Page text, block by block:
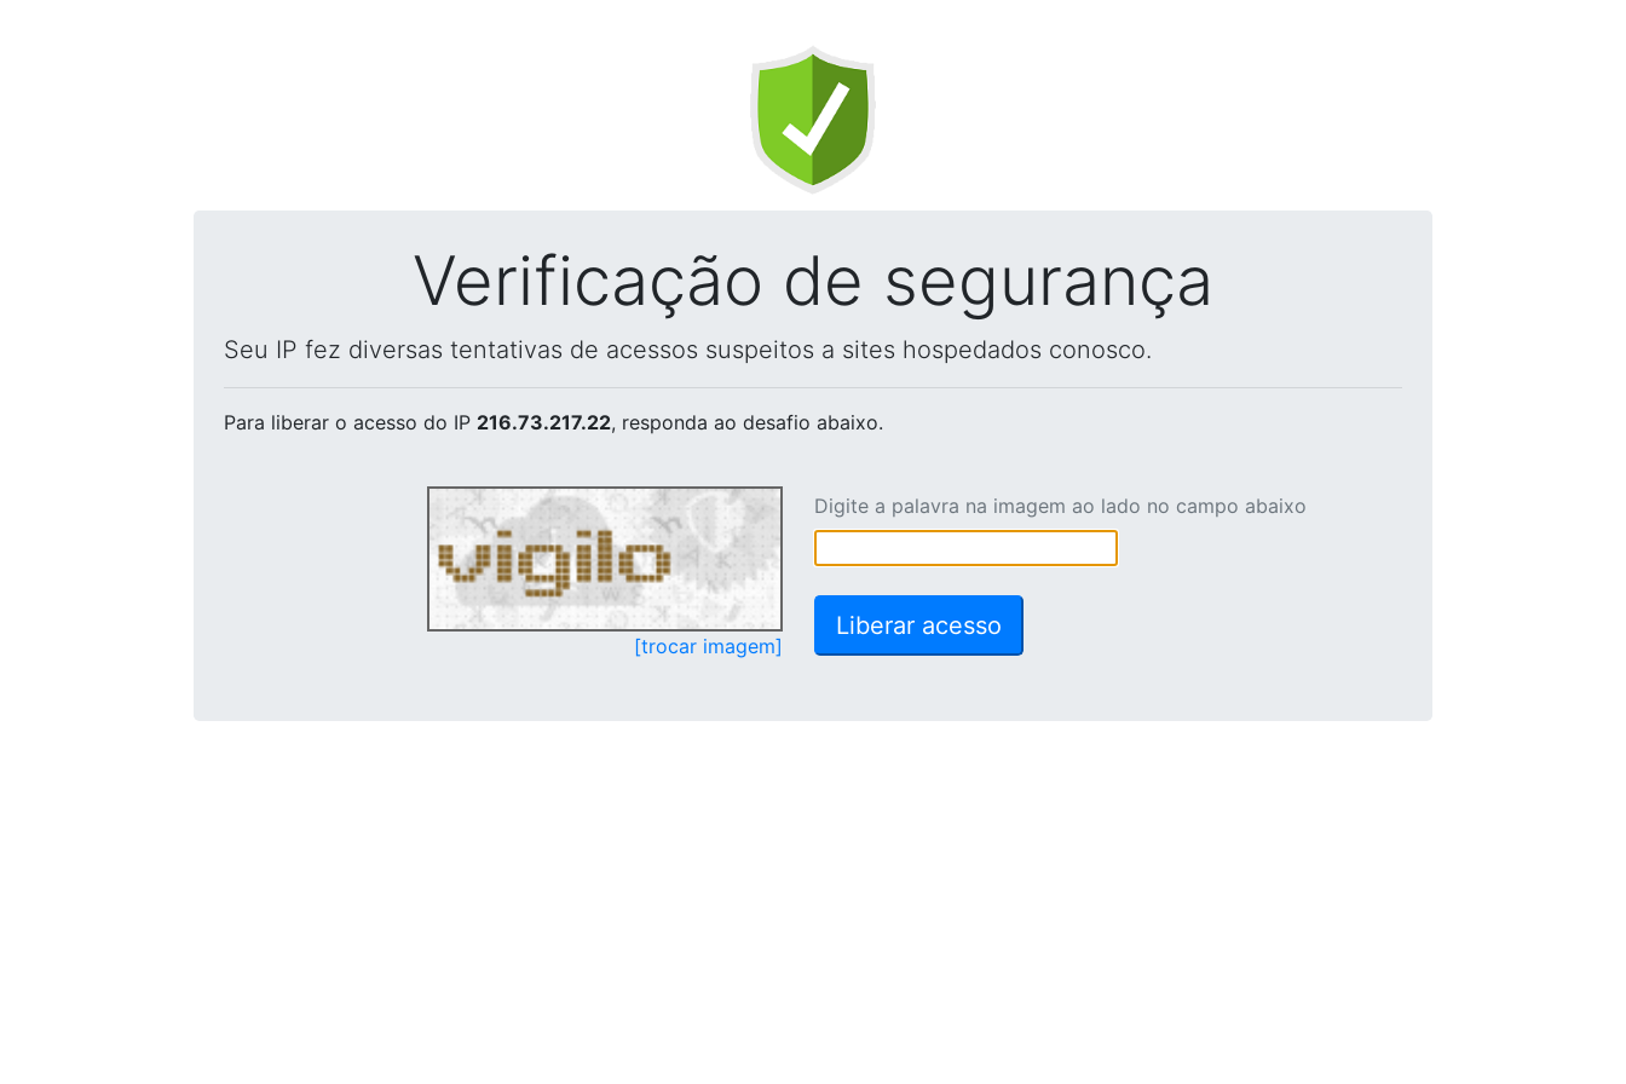
Verificação de segurança
Seu IP fez diversas tentativas de acessos suspeitos a sites hospedados conosco.
Para liberar o acesso do IP 216.73.217.22, responda ao desafio abaixo.
[trocar imagem]
Digite a palavra na imagem ao lado no campo abaixo